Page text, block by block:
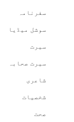
سفرنامہ
سوشل میڈیا
سیرت
سیرت صحابہ
شاعری
شخصیات
صحت